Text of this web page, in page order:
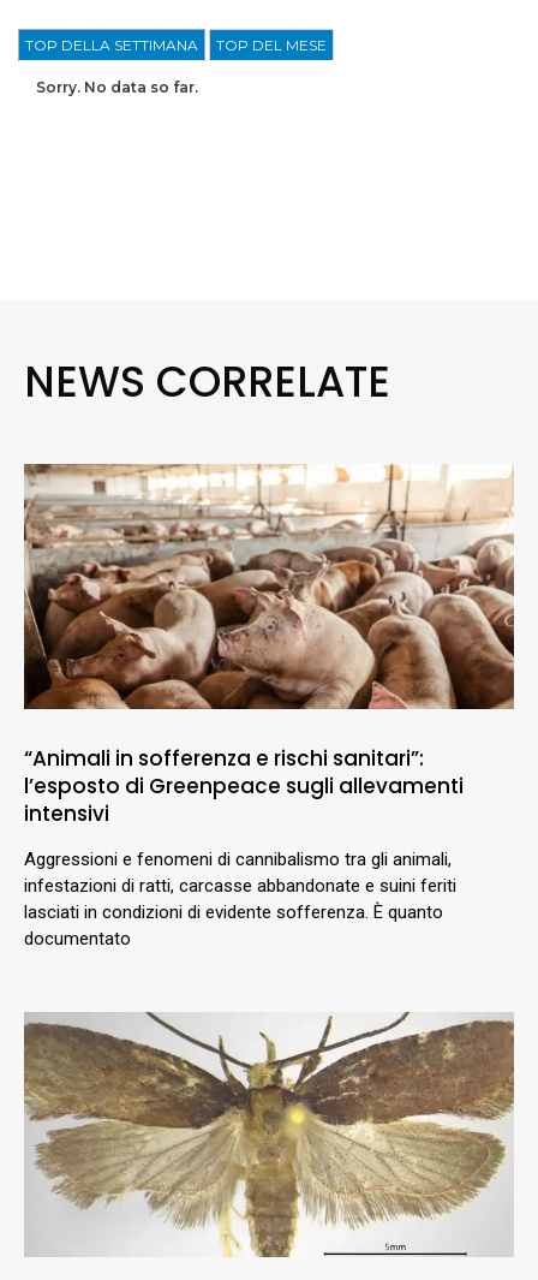
TOP DELLA SETTIMANA TOP DEL MESE
Sorry. No data so far.
NEWS CORRELATE
“Animali in sofferenza e rischi sanitari”:
l’esposto di Greenpeace sugli allevamenti
intensivi
Aggressioni e fenomeni di cannibalismo tra gli animali,
infestazioni di ratti, carcasse abbandonate e suini feriti
lasciati in condizioni di evidente sofferenza. È quanto
documentato